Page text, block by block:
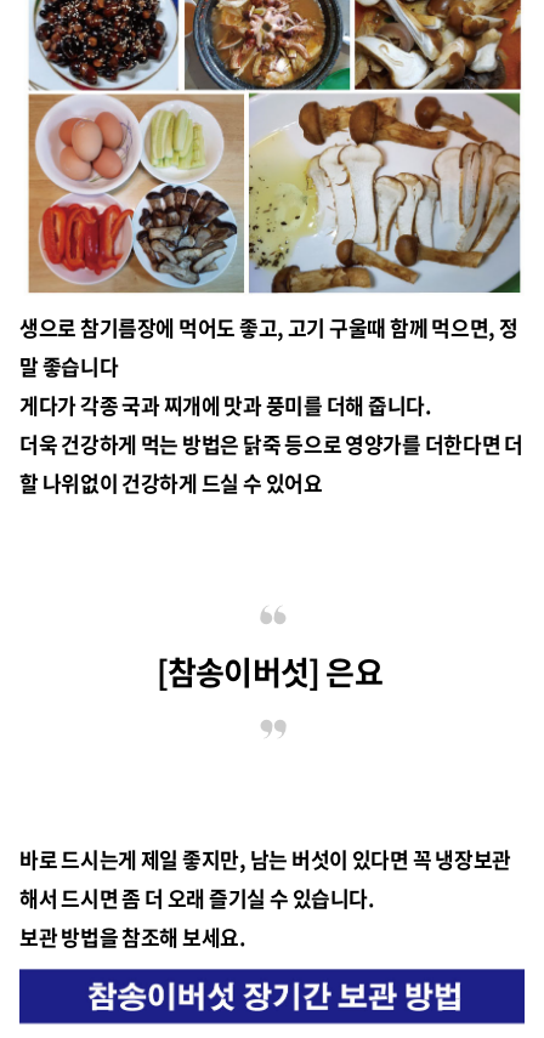
생으로 참기름장에 먹어도 좋고, 고기 구울때 함께 먹으면, 정
말 좋습니다
게다가 각종 국과 찌개에 맛과 풍미를 더해 줍니다.
더욱 건강하게 먹는 방법은 닭죽 등으로 영양가를 더한다면 더
할 나위없이 건강하게 드실 수 있어요
[참송이버섯] 은요
바로 드시는게 제일 좋지만, 남는 버섯이 있다면 꼭 냉장보관
해서 드시면 좀 더 오래 즐기실 수 있습니다.
보관 방법을 참조해 보세요.